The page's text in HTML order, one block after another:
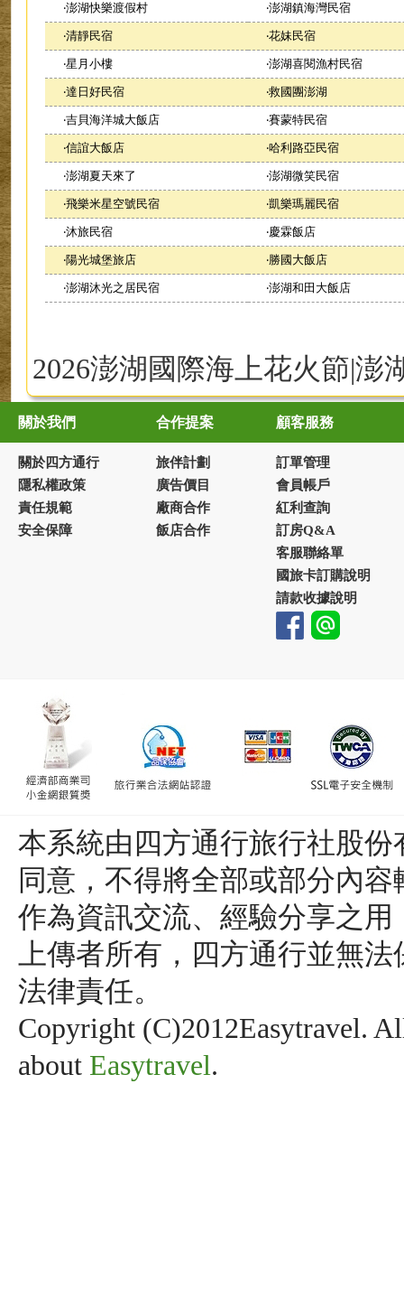
‧澎湖快樂渡假村 ‧澎湖鎮海灣民宿
‧清靜民宿 ‧花妹民宿
‧星月小樓 ‧澎湖喜閱漁村民宿
‧達日好民宿 ‧救國團澎湖
‧吉貝海洋城大飯店 ‧賽蒙特民宿
‧信誼大飯店 ‧哈利路亞民宿
‧澎湖夏天來了 ‧澎湖微笑民宿
‧飛樂米星空號民宿 ‧凱樂瑪麗民宿
‧沐旅民宿 ‧慶霖飯店
‧陽光城堡旅店 ‧勝國大飯店
‧澎湖沐光之居民宿 ‧澎湖和田大飯店
2026澎湖國際海上花火節|澎
關於我們 合作提案 顧客服務
關於四方通行
隱私權政策
責任規範
安全保障
旅伴計劃
廣告價目
廠商合作
飯店合作
訂單管理
會員帳戶
紅利查詢
訂房Q&A
客服聯絡單
國旅卡訂購說明
請款收據說明
本系統由四方通行旅行社股
同意，不得將全部或部分內
作為資訊交流、經驗分享之
上傳者所有，四方通行並無
法律責任。
Copyright (C)2012Easytravel.
about Easytravel.